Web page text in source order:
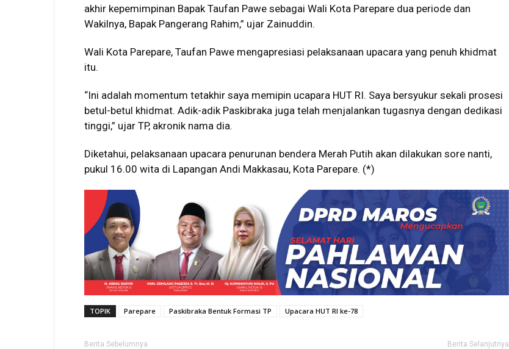
akhir kepemimpinan Bapak Taufan Pawe sebagai Wali Kota Parepare dua periode dan
Wakilnya, Bapak Pangerang Rahim,” ujar Zainuddin.
Wali Kota Parepare, Taufan Pawe mengapresiasi pelaksanaan upacara yang penuh khidmat
itu.
“Ini adalah momentum tetakhir saya memipin ucapara HUT RI. Saya bersyukur sekali prosesi
betul-betul khidmat. Adik-adik Paskibraka juga telah menjalankan tugasnya dengan dedikasi
tinggi,” ujar TP, akronik nama dia.
Diketahui, pelaksanaan upacara penurunan bendera Merah Putih akan dilakukan sore nanti,
pukul 16.00 wita di Lapangan Andi Makkasau, Kota Parepare. (*)
TOPIK Parepare Paskibraka Bentuk Formasi TP Upacara HUT RI ke-78
Berita Sebelumnya Berita Selanjutnya